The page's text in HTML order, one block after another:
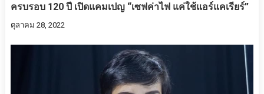
ครบรอบ 120 ปี เปิดแคมเปญ “เซฟค่าไฟ แค่ใช้แอร์แคเรียร์”
ตุลาคม 28, 2022